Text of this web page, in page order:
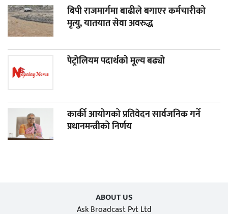
बिपी राजमार्गमा बाढीले बगाएर कर्मचारीको
मृत्यु, यातयात सेवा अवरुद्ध
पेट्रोलियम पदार्थको मूल्य बढ्यो
कार्की आयोगको प्रतिवेदन सार्वजनिक गर्ने
प्रधानमन्त्रीको निर्णय
ABOUT US
Ask Broadcast Pvt Ltd